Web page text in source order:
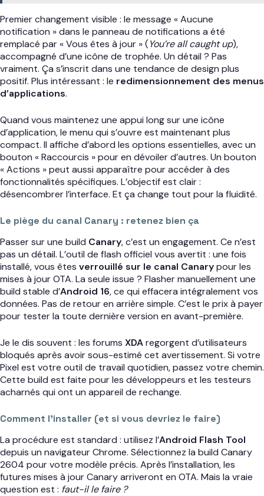
Premier changement visible : le message « Aucune
notification » dans le panneau de notifications a été
remplacé par « Vous êtes à jour » (You’re all caught up),
accompagné d’une icône de trophée. Un détail ? Pas
vraiment. Ça s’inscrit dans une tendance de design plus
positif. Plus intéressant : le redimensionnement des menus
d’applications.
Quand vous maintenez une appui long sur une icône
d’application, le menu qui s’ouvre est maintenant plus
compact. Il affiche d’abord les options essentielles, avec un
bouton « Raccourcis » pour en dévoiler d’autres. Un bouton
« Actions » peut aussi apparaître pour accéder à des
fonctionnalités spécifiques. L’objectif est clair :
désencombrer l’interface. Et ça change tout pour la fluidité.
Le piège du canal Canary : retenez bien ça
Passer sur une build Canary, c’est un engagement. Ce n’est
pas un détail. L’outil de flash officiel vous avertit : une fois
installé, vous êtes verrouillé sur le canal Canarypour les
mises à jour OTA. La seule issue ? Flasher manuellement une
build stable d’Android 16, ce qui effacera intégralement vos
données. Pas de retour en arrière simple. C’est le prix à payer
pour tester la toute dernière version en avant-première.
Je le dis souvent : les forums XDAregorgent d’utilisateurs
bloqués après avoir sous-estimé cet avertissement. Si votre
Pixel est votre outil de travail quotidien, passez votre chemin.
Cette build est faite pour les développeurs et les testeurs
acharnés qui ont un appareil de rechange.
Comment l’installer (et si vous devriez le faire)
La procédure est standard : utilisez l’Android Flash Tool
depuis un navigateur Chrome. Sélectionnez la build Canary
2604 pour votre modèle précis. Après l’installation, les
futures mises à jour Canary arriveront en OTA. Mais la vraie
question est : faut-il le faire ?